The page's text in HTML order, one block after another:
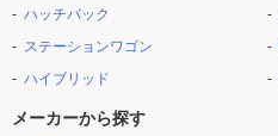
ハッチバック
ステーションワゴン
ハイブリッド
メーカーから探す